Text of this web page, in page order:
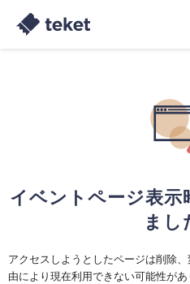
イベントページ表示
まし
アクセスしようとしたページは削除
由により現在利用できない可能性が